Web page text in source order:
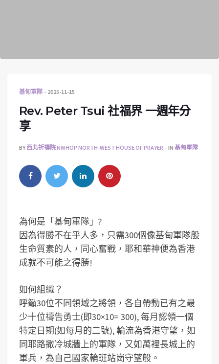
基甸軍隊 2025-11-15
Rev. Peter Tsui 社福界 一週年分
享
BY西北祈禱院 NWHOP NORTH-WEST HOUSE OF PRAYER IN 基甸軍隊
為何是「基甸軍隊」?
因為得勝不在乎人多，只需300個像基甸軍隊般
生命質素的人，同心奮戰，耶和華神便為香港
成就不可能之得勝!
如何組織？
呼籲30位不同領域之將領，各自帶動已有之最
少十位禱告勇士(即30×10= 300), 每月認領一個
特定日期(如每月的二號), 輪流為香港守望，如
同耶路撒冷城牆上的軍隊，又如萬裡長城上的
軍兵，為自己國家輪班站崗守望般。